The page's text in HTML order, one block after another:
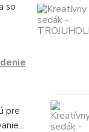
so
pre